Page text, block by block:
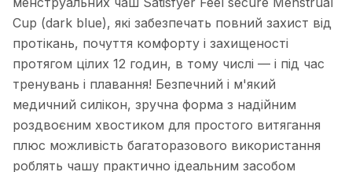
Cup (dark blue), які забезпечать повний захист від
протікань, почуття комфорту і захищеності
протягом цілих 12 годин, в тому числі — і під час
тренувань і плавання! Безпечний і м'який
медичний силікон, зручна форма з надійним
роздвоєним хвостиком для простого витягання
плюс можливість багаторазового використання
роблять чашу практично ідеальним засобом